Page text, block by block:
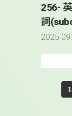
256-
詞
2025-
1